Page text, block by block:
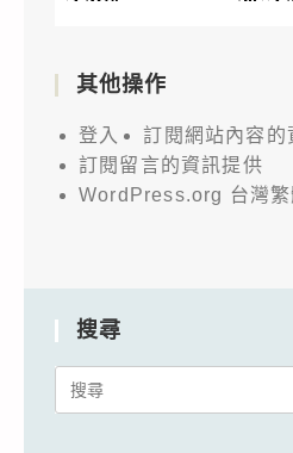
其他操作
登入
訂閱網站內容的
訂閱留言的資訊提供
WordPress.org 台灣繁
搜尋
Search